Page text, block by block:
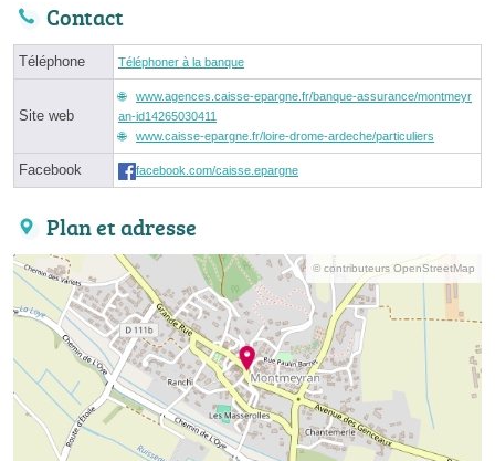
Contact
Téléphone Téléphoner à la banque
Site web
www.agences.caisse-epargne.fr/banque-assurance/montmeyr
an-id14265030411
www.caisse-epargne.fr/loire-drome-ardeche/particuliers
Facebook facebook.com/caisse.epargne
Plan et adresse
© contributeurs OpenStreetMap